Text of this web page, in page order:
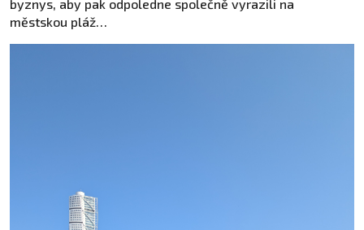
byznys, aby pak odpoledne společně vyrazili na
městskou pláž…